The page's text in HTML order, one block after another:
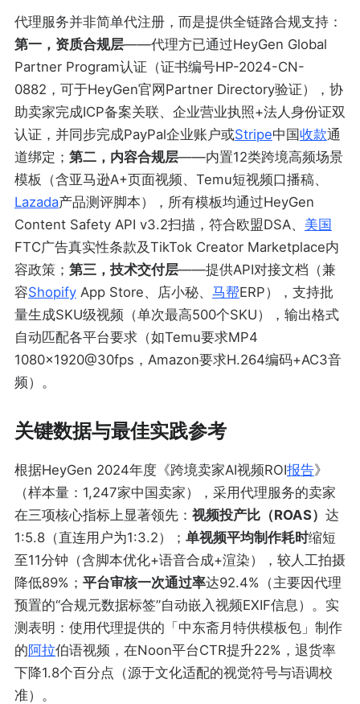
代理服务并非简单代注册，而是提供全链路合规支持：
第一，资质合规层——代理方已通过HeyGen Global
Partner Program认证（证书编号HP-2024-CN-
0882，可于HeyGen官网Partner Directory验证），协
助卖家完成ICP备案关联、企业营业执照+法人身份证双
认证，并同步完成PayPal企业账户或Stripe中国收款通
道绑定； 第二，内容合规层——内置12类跨境高频场景
模板（含亚马逊A+页面视频、Temu短视频口播稿、
Lazada产品测评脚本），所有模板均通过HeyGen
Content Safety API v3.2扫描，符合欧盟DSA、 美国
FTC广告真实性条款及TikTok Creator Marketplace内
容政策； 第三，技术交付层——提供API对接文档（兼
容ShopifyApp Store、店小秘、 马帮ERP），支持批
量生成SKU级视频（单次最高500个SKU），输出格式
自动匹配各平台要求（如Temu要求MP4
1080×1920@30fps，Amazon要求H.264编码+AC3音
频）。
关键数据与最佳实践参考
根据HeyGen 2024年度《跨境卖家AI视频ROI报告》
（样本量：1,247家中国卖家），采用代理服务的卖家
在三项核心指标上显著领先： 视频投产比（ROAS） 达
1:5.8（直连用户为1:3.2）； 单视频平均制作耗时缩短
至11分钟（含脚本优化+语音合成+渲染），较人工拍摄
降低89%； 平台审核一次通过率达92.4%（主要因代理
预置的“合规元数据标签”自动嵌入视频EXIF信息）。实
测表明：使用代理提供的「中东斋月特供模板包」制作
的阿拉伯语视频，在Noon平台CTR提升22%，退货率
下降1.8个百分点（源于文化适配的视觉符号与语调校
准）。